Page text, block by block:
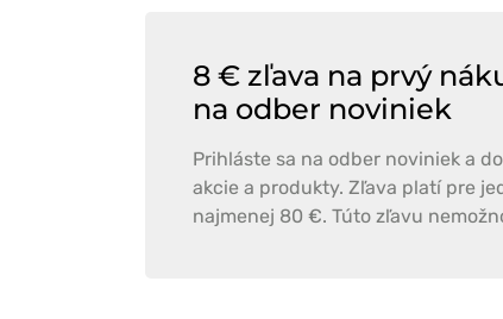
8 € zľava na prvý
na odber noviniek
Prihláste sa na odber noviniek a
akcie a produkty. Zľava platí pre
najmenej 80 €. Túto zľavu